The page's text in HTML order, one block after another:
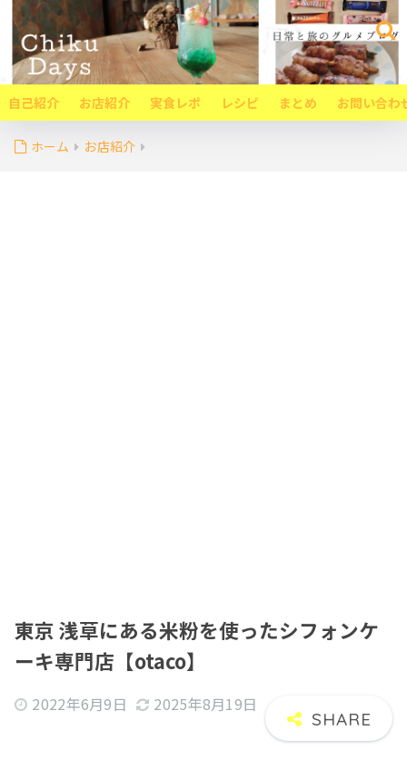
自己紹介 お店紹介 実食レポ レシピ まとめ お問い合わ
ホーム お店紹介
東京 浅草にある米粉を使ったシフォンケ
ーキ専門店【otaco】
2022年6月9日 2025年8月19日